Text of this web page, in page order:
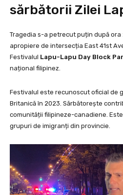
sărbătorii Zilei
Tragedia s-a petrecut puțin după ora
apropiere de intersecția East 41st
Festivalul Lapu-Lapu Day Block
național filipinez.
Festivalul este recunoscut oficial de
Britanică în 2023. Sărbătorește
comunității filipineze-canadiene.
grupuri de imigranți din provincie.